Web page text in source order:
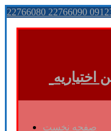
22766080 22766090
اختیاریه
صفحه نخست